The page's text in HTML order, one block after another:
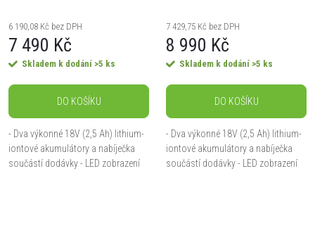
6 190,08 Kč bez DPH
7 490 Kč
Skladem k dodání >5 ks
DO KOŠÍKU
- Dva výkonné 18V (2,5 Ah) lithium-
iontové akumulátory a nabíječka
součástí dodávky - LED zobrazení
7 429,75 Kč bez DPH
8 990 Kč
Skladem k dodání >5 ks
DO KOŠÍKU
- Dva výkonné 18V (2,5 Ah) lithium-
iontové akumulátory a nabíječka
součástí dodávky - LED zobrazení